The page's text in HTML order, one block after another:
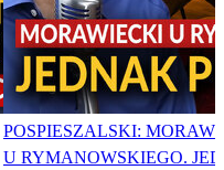
POSPIESZALSKI:
U RYMANOWSKIEGO.